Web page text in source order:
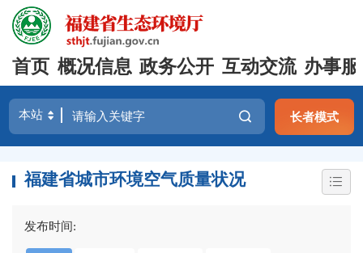
首页 概况信息 政务公开 互动交流 办事
长者模式
福建省城市环境空气质量状况
发布时间: